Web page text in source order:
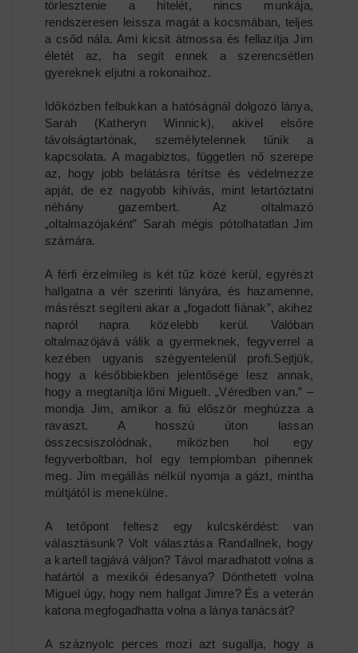
törlesztenie a hitelét, nincs munkája,
rendszeresen leissza magát a kocsmában, teljes
a csőd nála. Ami kicsit átmossa és fellazítja Jim
életét az, ha segít ennek a szerencsétlen
gyereknek eljutni a rokonaihoz.
Időközben felbukkan a hatóságnál dolgozó lánya,
Sarah (Katheryn Winnick), akivel elsőre
távolságtartónak, személytelennek tűnik a
kapcsolata. A magabiztos, független nő szerepe
az, hogy jobb belátásra térítse és védelmezze
apját, de ez nagyobb kihívás, mint letartóztatni
néhány gazembert. Az oltalmazó
„oltalmazójaként” Sarah mégis pótolhatatlan Jim
számára.
A férfi érzelmileg is két tűz közé kerül, egyrészt
hallgatna a vér szerinti lányára, és hazamenne,
másrészt segíteni akar a „fogadott fiának”, akihez
napról napra közelebb kerül. Valóban
oltalmazójává válik a gyermeknek, fegyverrel a
kezében ugyanis szégyentelenül profi.Sejtjük,
hogy a későbbiekben jelentősége lesz annak,
hogy a megtanítja lőni Miguelt. „Véredben van.” –
mondja Jim, amikor a fiú először meghúzza a
ravaszt. A hosszú úton lassan
összecsiszolódnak, miközben hol egy
fegyverboltban, hol egy templomban pihennek
meg. Jim megállás nélkül nyomja a gázt, mintha
múltjától is menekülne.
A tetőpont feltesz egy kulcskérdést: van
választásunk? Volt választása Randallnek, hogy
a kartell tagjává váljon? Távol maradhatott volna a
határtól a mexikói édesanya? Dönthetett volna
Miguel úgy, hogy nem hallgat Jimre? És a veterán
katona megfogadhatta volna a lánya tanácsát?
A száznyolc perces mozi azt sugallja, hogy a